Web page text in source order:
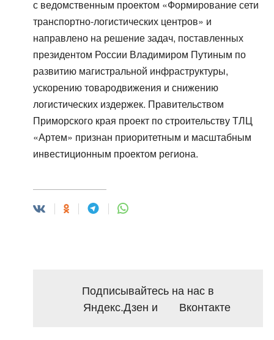
с ведомственным проектом «Формирование сети
транспортно-логистических центров» и
направлено на решение задач, поставленных
президентом России Владимиром Путиным по
развитию магистральной инфраструктуры,
ускорению товародвижения и снижению
логистических издержек. Правительством
Приморского края проект по строительству ТЛЦ
«Артем» признан приоритетным и масштабным
инвестиционным проектом региона.
Подписывайтесь на нас в
Яндекс.Дзен и Вконтакте